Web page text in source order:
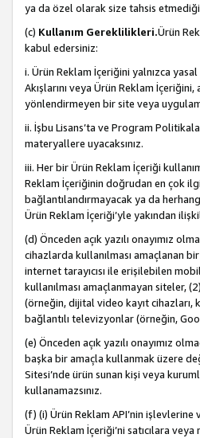
ya da özel olarak size tahsis
(c) Kullanım Gereklilikleri.Ürün
kabul edersiniz:
i. Ürün Reklam İçeriğini yalnızca yasal
Akışlarını veya Ürün Reklam
yönlendirmeyen bir site veya
ii. İşbu Lisans’ta ve Program
materyallere uyacaksınız.
iii. Her bir Ürün Reklam İçeriği
Reklam İçeriğinin doğrudan en çok
bağlantılandırmayacak ya da
Ürün Reklam İçeriği’yle yakından
(d) Önceden açık yazılı onayımız
cihazlarda kullanılması amaçlanan
internet tarayıcısı ile erişilebilen
kullanılması amaçlanmayan siteler, (2)
(örneğin, dijital video kayıt cihazları,
bağlantılı televizyonlar (örneğin,
(e) Önceden açık yazılı onayımız
başka bir amaçla kullanmak üzere
Sitesi’nde ürün sunan kişi veya
kullanamazsınız.
(f) (i) Ürün Reklam API’nin
Ürün Reklam İçeriği’ni satıcılara